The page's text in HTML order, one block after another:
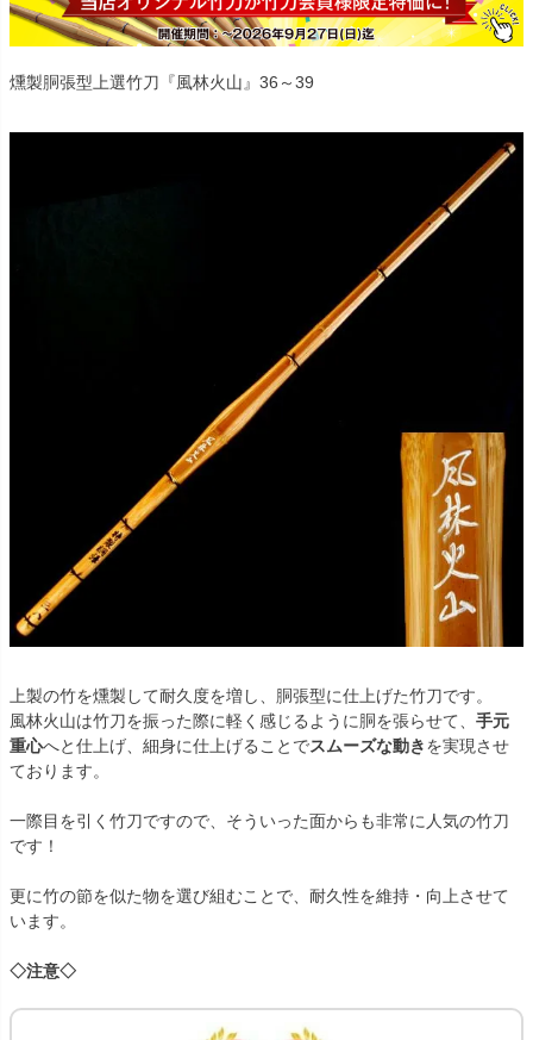
燻製胴張型上選竹刀『風林火山』36～39
上製の竹を燻製して耐久度を増し、胴張型に仕上げた竹刀です。
風林火山は竹刀を振った際に軽く感じるように胴を張らせて、 手元
重心へと仕上げ、細身に仕上げることでスムーズな動きを実現させ
ております。
一際目を引く竹刀ですので、そういった面からも非常に人気の竹刀
です！
更に竹の節を似た物を選び組むことで、耐久性を維持・向上させて
います。
◇注意◇